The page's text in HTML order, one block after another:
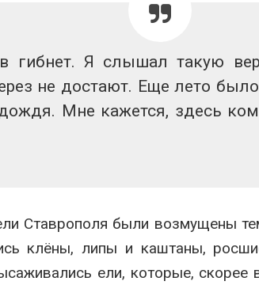
гибнет. Я слышал такую
не достают. Еще лето
Мне кажется, здесь
Ставрополя были возмущены
клёны, липы и каштаны,
ели, которые, скорее